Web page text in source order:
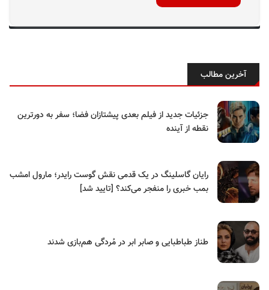
آخرین مطالب
جزئیات جدید از فیلم بعدی پیشتازان فضا؛ سفر به دورترین
نقطه از آینده
رایان گاسلینگ در یک قدمی نقش گوست رایدر؛ مارول امشب
بمب خبری را منفجر می‌کند؟ [تایید شد]
طناز طباطبایی و صابر ابر در مُردگی هم‌بازی شدند